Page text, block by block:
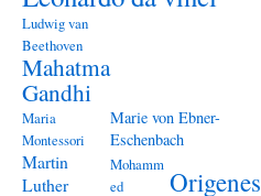
Ludwig van
Beethoven
Mahatma
Gandhi
Maria
Montessori
Marie von Ebner-
Eschenbach
Martin
Luther
Mohamm
ed
Origenes